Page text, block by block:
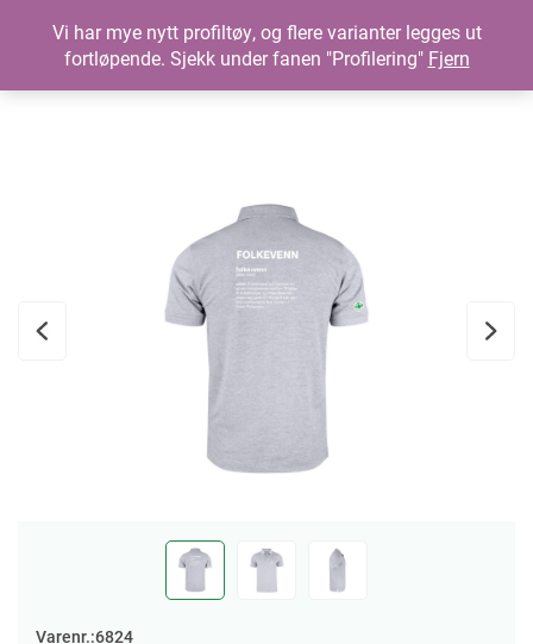
Varenr.:6824
Vi har mye nytt profiltøy, og flere varianter legges ut
fortløpende. Sjekk under fanen "Profilering" Fjern